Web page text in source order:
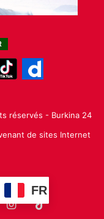
réservés - Burkina 24
de sites Internet
FR
Instagram
TikTok